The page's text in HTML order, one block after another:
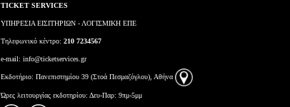
TICKET SERVICES
ΥΠΗΡΕΣΙΑ ΕΙΣΙΤΗΡΙΩΝ - ΛΟΓΙΣΜΙΚΗ ΕΠΕ
Τηλεφωνικό κέντρο: 210 7234567
e-mail: info@ticketservices.gr
Εκδοτήριο: Πανεπιστημίου 39 (Στοά Πεσμαζόγλου), Αθήνα
Ώρες λειτουργίας εκδοτηρίου: Δευ-Παρ: 9πμ-5μμ